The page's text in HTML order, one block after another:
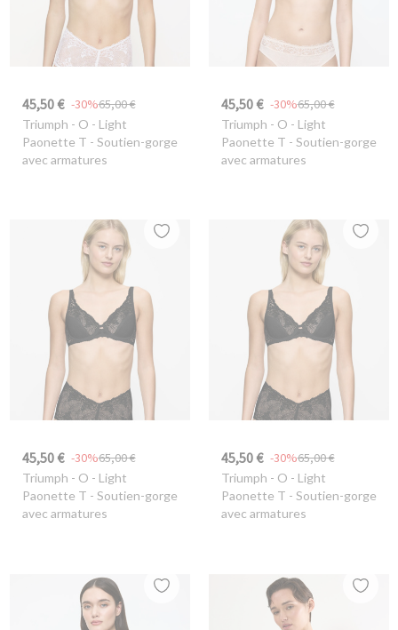
45,50 € 65,00 €
-30%
Triumph - O - Light
Paonette T - Soutien-gorge
avec armatures
45,50 € 65,00 €
-30%
Triumph - O - Light
Paonette T - Soutien-gorge
avec armatures
45,50 € 65,00 €
-30%
Triumph - O - Light
Paonette T - Soutien-gorge
avec armatures
45,50 € 65,00 €
-30%
Triumph - O - Light
Paonette T - Soutien-gorge
avec armatures